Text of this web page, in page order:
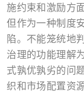
施约束和激励方
但作为一种制度
陷。不能笼统地
治理的功能理解
式孰优孰劣的问
织和市场配置资